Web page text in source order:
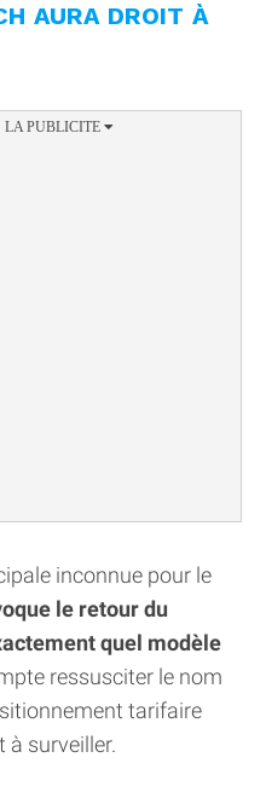
AURA DROIT À
inconnue pour le
le retour du
quel modèle
ressusciter le nom
tarifaire
à surveiller.